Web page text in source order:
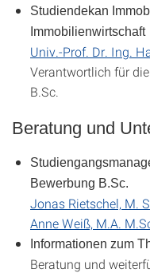
Studiendekan
Immobilienwirtschaft
Univ.-Prof. Dr. Ing.
Verantwortlich für
B.Sc.
Beratung und
Bewerbung B.Sc.
Jonas Rietschel, M.
Anne Weiß, M.A.
Informationen zum
Beratung und